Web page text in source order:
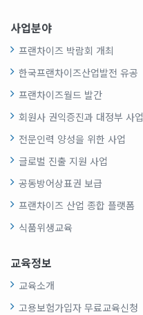
사업분야
프랜차이즈 박람회 개최
한국프랜차이즈산업발전 유공
프랜차이즈월드 발간
회원사 권익증진과 대정부 사업
전문인력 양성을 위한 사업
글로벌 진출 지원 사업
공동방어상표권 보급
프랜차이즈 산업 종합 플랫폼
식품위생교육
교육정보
교육소개
고용보험가입자 무료교육신청